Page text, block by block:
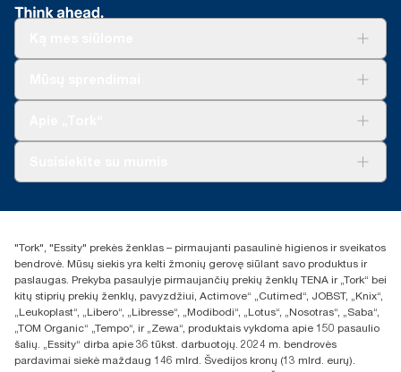
+370 5 268 3455
UAB Essity Lithuania
Naugarduko g. 98
LT-03160 Vilnius, Lietuva
"Tork", "Essity" prekės ženklas – pirmaujanti pasaulinė higienos ir sveikatos
bendrovė. Mūsų siekis yra kelti žmonių gerovę siūlant savo produktus ir
paslaugas. Prekyba pasaulyje pirmaujančių prekių ženklų TENA ir „Tork“ bei
kitų stiprių prekių ženklų, pavyzdžiui, Actimove“ „Cutimed“, JOBST, „Knix“,
„Leukoplast“, „Libero“, „Libresse“, „Modibodi“, „Lotus“, „Nosotras“, „Saba“,
„TOM Organic“ „Tempo“, ir „Zewa“, produktais vykdoma apie 150 pasaulio
šalių. „Essity“ dirba apie 36 tūkst. darbuotojų. 2024 m. bendrovės
pardavimai siekė maždaug 146 mlrd. Švedijos kronų (13 mlrd. eurų).